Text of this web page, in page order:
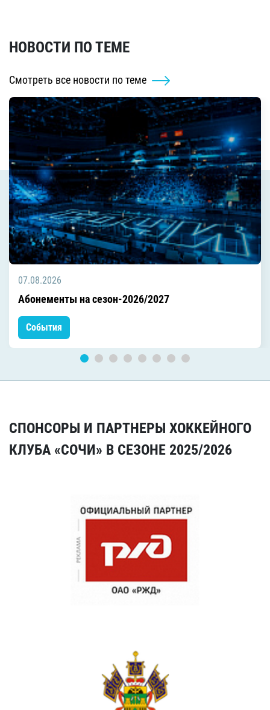
НОВОСТИ ПО ТЕМЕ
Смотреть все новости по теме
07.08.2026
Абонементы на сезон-2026/2027
События
СПОНСОРЫ И ПАРТНЕРЫ ХОККЕЙНОГО
КЛУБА «СОЧИ» В СЕЗОНЕ 2025/2026